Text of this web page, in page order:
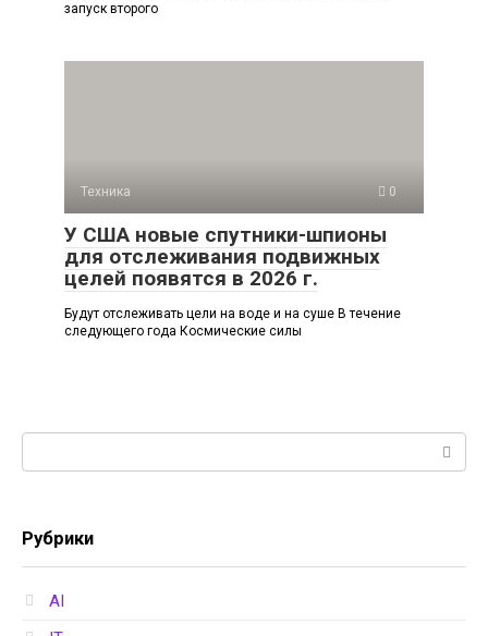
запуск второго
Техника 0
У США новые спутники-шпионы
для отслеживания подвижных
целей появятся в 2026 г.
Будут отслеживать цели на воде и на суше В течение
следующего года Космические силы
Рубрики
AI